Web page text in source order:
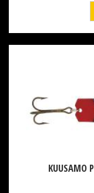
KUUSAMO